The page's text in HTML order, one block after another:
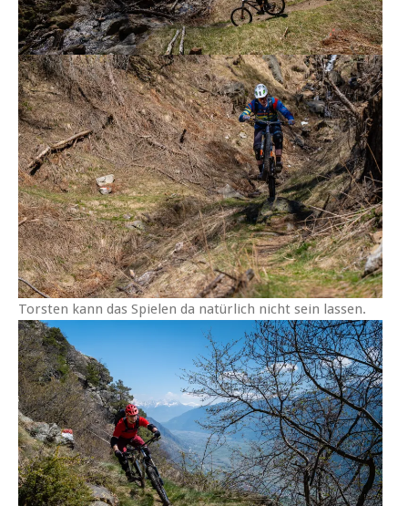
Torsten kann das Spielen da natürlich nicht sein lassen.